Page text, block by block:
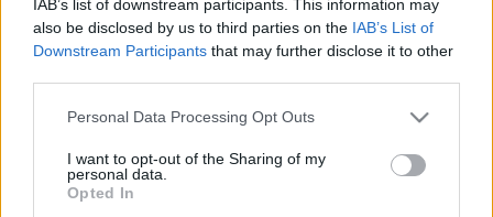
IAB’s list of downstream participants. This information may
also be disclosed by us to third parties on the IAB’s List of
Downstream Participants that may further disclose it to other
Please note that this website/app uses one or more Google
not limited to your visit or usage behaviour. You may click to
grant or deny consent to Google and its third-party tags to
use your data for below specified purposes in below Google
Personal Data Processing Opt Outs
I want to opt-out of the Sharing of my
personal data.
Opted In
Aktuális
Paks II.: Mit jelent az 5. blokk új
árnyékában?